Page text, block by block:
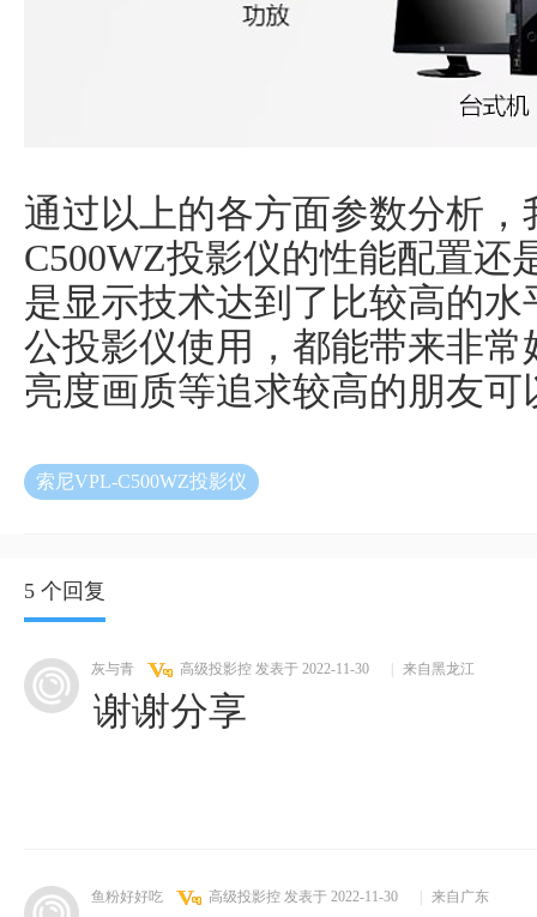
通过以上的各方面参数分析
C500WZ投影仪的性能配置还
是显示技术达到了比较高的
公投影仪使用，都能带来非
亮度画质等追求较高的朋友可
索尼VPL-C500WZ投影仪
5 个回复
灰与青 高级投影控 发表于 2022-11-30 来自黑龙江
谢谢分享
鱼粉好好吃 高级投影控 发表于 2022-11-30 来自广东